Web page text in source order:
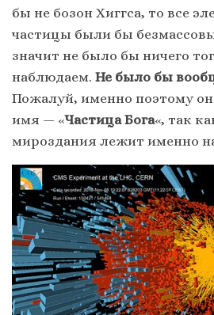
бы не бозон Хиггса, то все
частицы были бы
значит не было бы ничего
наблюдаем. Не было бы
Пожалуй, именно поэтому
имя — «Частица Бога«, так
мироздания лежит именно